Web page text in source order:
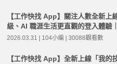
【工作快找 App】關注人數全新上
級、AI 職涯生活更直觀的登入體驗
教學
2026.03.31 | 104小編 | 30088觀看數
【工作快找 App】全新上線「我的